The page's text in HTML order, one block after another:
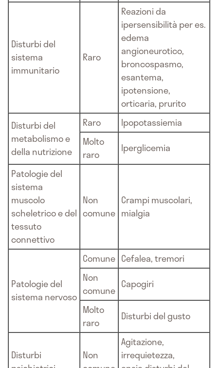
Disturbi del
sistema
immunitario
Raro
Reazioni da
ipersensibilità per es.
edema
angioneurotico,
broncospasmo,
esantema,
ipotensione,
orticaria, prurito
Disturbi del
metabolismo e
della nutrizione
Raro
Ipopotassiemia
Molto
raro
Iperglicemia
Patologie del
sistema
muscolo
scheletrico e del
tessuto
connettivo
Non
comune
Crampi muscolari,
mialgia
Patologie del
sistema nervoso
Comune Cefalea, tremori
Non
comune Capogiri
Molto
raro
Disturbi del gusto
Disturbi
Non
Agitazione,
irrequietezza,